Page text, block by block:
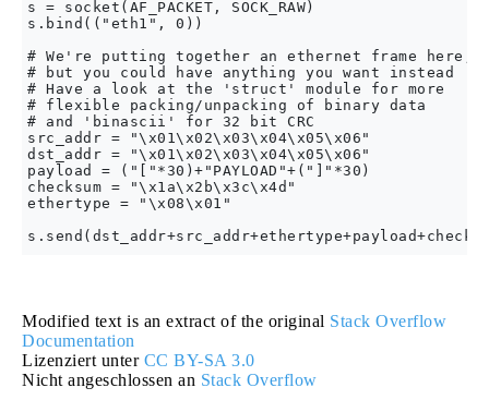
s = socket(AF_PACKET, SOCK_RAW)
s.bind(("eth1", 0))
# We're putting together an ethernet frame here,
# but you could have anything you want instead
# Have a look at the 'struct' module for more
# flexible packing/unpacking of binary data
# and 'binascii' for 32 bit CRC
src_addr = "\x01\x02\x03\x04\x05\x06"
dst_addr = "\x01\x02\x03\x04\x05\x06"
payload = ("["*30)+"PAYLOAD"+("]"*30)
checksum = "\x1a\x2b\x3c\x4d"
ethertype = "\x08\x01"
Modified text is an extract of the original Stack Overflow
Documentation
Lizenziert unter CC BY-SA 3.0
Nicht angeschlossen an Stack Overflow